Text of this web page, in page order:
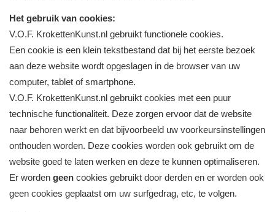
Het gebruik van cookies:
V.O.F. KrokettenKunst.nl gebruikt functionele cookies.
Een cookie is een klein tekstbestand dat bij het eerste bezoek
aan deze website wordt opgeslagen in de browser van uw
computer, tablet of smartphone.
V.O.F. KrokettenKunst.nl gebruikt cookies met een puur
technische functionaliteit. Deze zorgen ervoor dat de website
naar behoren werkt en dat bijvoorbeeld uw voorkeursinstellingen
onthouden worden. Deze cookies worden ook gebruikt om de
website goed te laten werken en deze te kunnen optimaliseren.
Er worden geen cookies gebruikt door derden en er worden ook
geen cookies geplaatst om uw surfgedrag, etc, te volgen.